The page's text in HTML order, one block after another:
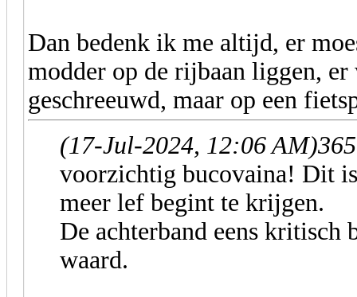
Dan bedenk ik me altijd, er
modder op de rijbaan liggen,
geschreeuwd, maar op een
(17-Jul-2024, 12:06 AM)
voorzichtig bucovaina! Dit
meer lef begint te krijgen.
De achterband eens
waard.